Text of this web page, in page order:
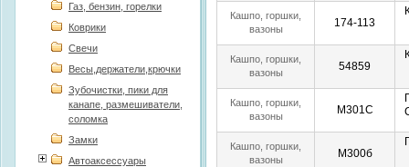
Газ, бензин, горелки
Коврики
Свечи
Весы,держатели,крючки
Зубочистки, пики для
канапе, размешиватели,
соломка
Замки
Автоаксессуары
Кашпо, горшки,
вазоны
174-113
Кашпо, горшки,
вазоны
54859
Кашпо, горшки,
вазоны
М301С
Кашпо, горшки,
вазоны
М300б